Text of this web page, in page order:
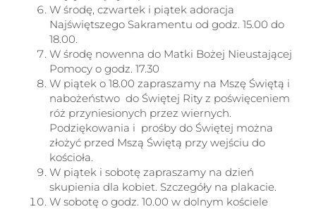
W środę, czwartek i piątek adoracja
Najświętszego Sakramentu od godz. 15.00 do
18.00.
W środę nowenna do Matki Bożej Nieustającej
Pomocy o godz. 17.30
W piątek o 18.00 zapraszamy na Mszę Świętą i
nabożeństwo do Świętej Rity z poświęceniem
róż przyniesionych przez wiernych.
Podziękowania i prośby do Świętej można
złożyć przed Mszą Świętą przy wejściu do
kościoła.
W piątek i sobotę zapraszamy na dzień
skupienia dla kobiet. Szczegóły na plakacie.
W sobotę o godz. 10.00 w dolnym kościele